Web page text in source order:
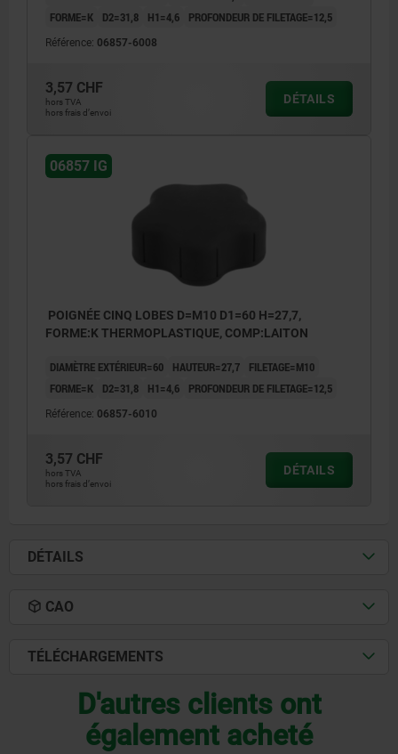
FORME=K
D2=31,8 H1=4,6 PROFONDEUR DE FILETAGE=12,5
Référence: 06857-6008
3,57 CHF
hors TVA
hors frais d’envoi
DÉTAILS
06857 IG
POIGNÉE CINQ LOBES D=M10 D1=60 H=27,7,
FORME:K THERMOPLASTIQUE, COMP:LAITON
DIAMÈTRE EXTÉRIEUR=60 HAUTEUR=27,7
FILETAGE=M10
FORME=K
D2=31,8 H1=4,6 PROFONDEUR DE FILETAGE=12,5
Référence: 06857-6010
3,57 CHF
hors TVA
hors frais d’envoi
DÉTAILS
DÉTAILS
CAO
TÉLÉCHARGEMENTS
D'autres clients ont
également acheté